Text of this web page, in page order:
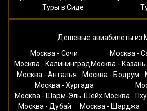
Туры в Сиде
Дешевые авиабилеты из
Москва - Сочи
Москва -
Москва - КалининградМосква - Казань
Москва - Анталья
Москва - Бодрум
Москва - Хургада
Москва - Шарм-Эль-Шейх Москва -
Москва - Дубай
Москва - Шарджа